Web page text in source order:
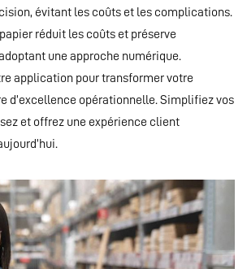
évitant les coûts et les complications.
réduit les coûts et préserve
une approche numérique.
application pour transformer votre
d’excellence opérationnelle. Simplifiez vos
et offrez une expérience client